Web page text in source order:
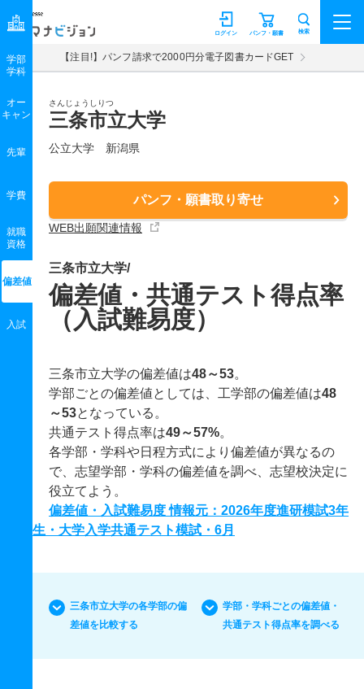
マナビジョン パンフ・願書
ログイン 検索
【注目!】パンフ請求で2000円分電子図書カードGET
さんじょうしりつ
三条市立大学
公立大学 新潟県
パンフ・願書取り寄せ
WEB出願関連情報
学部
学科
オー
キャン
先輩
学費
就職
資格
偏差値
入試
三条市立大学/
偏差値・共通テスト得点率
（入試難易度）
三条市立大学の偏差値は48～53。
学部ごとの偏差値としては、工学部の偏差値は48
～53となっている。
共通テスト得点率は49～57%。
各学部・学科や日程方式により偏差値が異なるの
で、志望学部・学科の偏差値を調べ、志望校決定に
役立てよう。
偏差値・入試難易度 情報元：2026年度進研模試3年
生・大学入学共通テスト模試・6月
三条市立大学の各学部の偏
差値を比較する
学部・学科ごとの偏差値・
共通テスト得点率を調べる